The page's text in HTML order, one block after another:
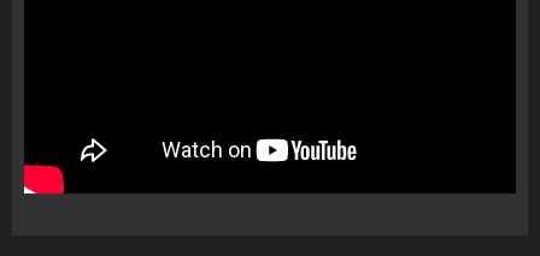
1
“bosen” Joana Nano për
abuzim me fondet publike dhe
pasuri të pajustifikuar